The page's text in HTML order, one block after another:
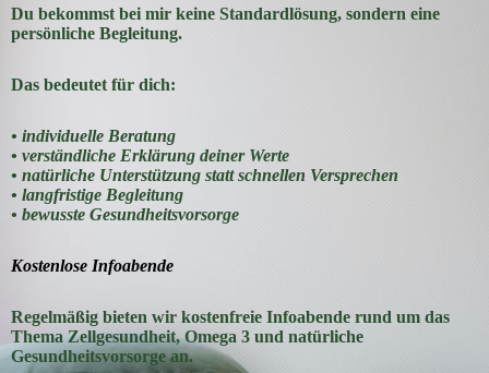
Du bekommst bei mir keine Standardlösung, sondern eine
persönliche Begleitung.
Das bedeutet für dich:
• individuelle Beratung
• verständliche Erklärung deiner Werte
• natürliche Unterstützung statt schnellen Versprechen
• langfristige Begleitung
• bewusste Gesundheitsvorsorge
Kostenlose Infoabende
Regelmäßig bieten wir kostenfreie Infoabende rund um das
Thema Zellgesundheit, Omega 3 und natürliche
Gesundheitsvorsorge an.